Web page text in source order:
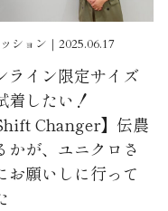
ション｜2025.06.17
ライン限定サイズ
着したい！
Changer】伝農
かが、ユニクロさ
お願いしに行って